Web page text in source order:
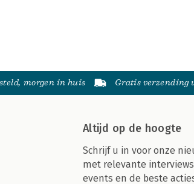
morgen in huis Gratis verzending
Altijd op de hoogte
Schrijf u in voor onze
met relevante
events en de beste